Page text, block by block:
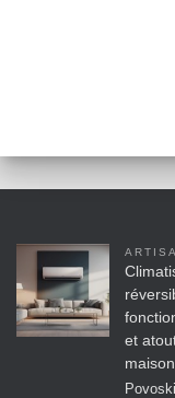
et
maison
Povoski